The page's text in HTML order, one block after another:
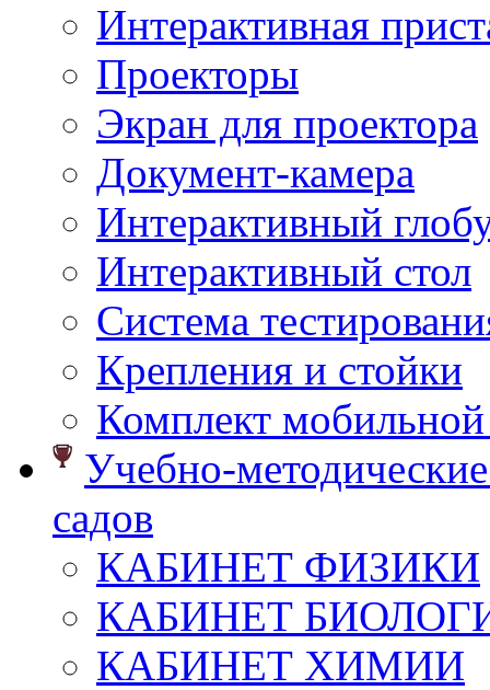
Интерактивная
Проекторы
Экран для проектора
Документ-камера
Интерактивный
Интерактивный стол
Система
Крепления и стойки
Комплект
Учебно-
садов
КАБИНЕТ ФИЗИКИ
КАБИНЕТ
КАБИНЕТ ХИМИИ